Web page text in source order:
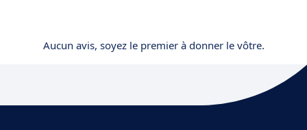
Aucun avis, soyez le premier à donner le vôtre.